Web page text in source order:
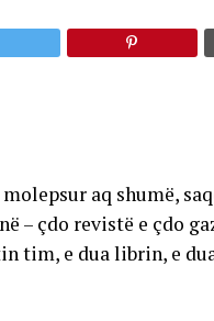
aq shumë,
– çdo revistë e çdo
tim, e dua librin, e